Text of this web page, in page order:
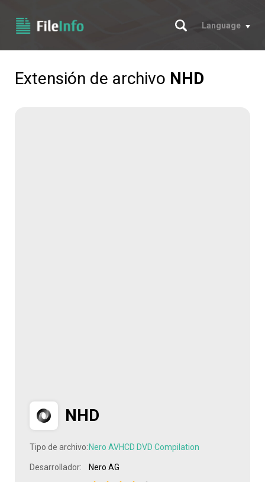
Buscar
Language
Extensión de archivo NHD
NHD
Tipo de archivo: Nero AVHCD DVD Compilation
Desarrollador: Nero AG